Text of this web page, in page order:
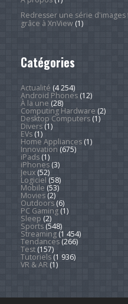
Redresser une série
grâce à XnView(1)
Catégories
Actualité (4 254)
Android Phones(12)
À la une (28)
Computing Hardware (2)
Desktop Computers(1)
Divers(1)
EVs(1)
Home Appliances(1)
Innovation (675)
iPads(1)
iPhones(3)
Jeux(52)
Logiciel (58)
Mobile (53)
Movies(2)
Outdoors(6)
PC Gaming(1)
Sleep (2)
Sports(548)
Streaming(1 454)
Tendances(266)
Test(157)
Tutoriels(1 936)
VR & AR(1)